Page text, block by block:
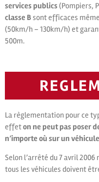
services publics(Pompiers,
classe Bsont efficaces
(50km/h – 130km/h) et
500m.
La règlementation pour ce
effeton ne peut pas poser
n’importe où sur un
Selon l’arrêté du 7 avril
tous les véhicules doivent